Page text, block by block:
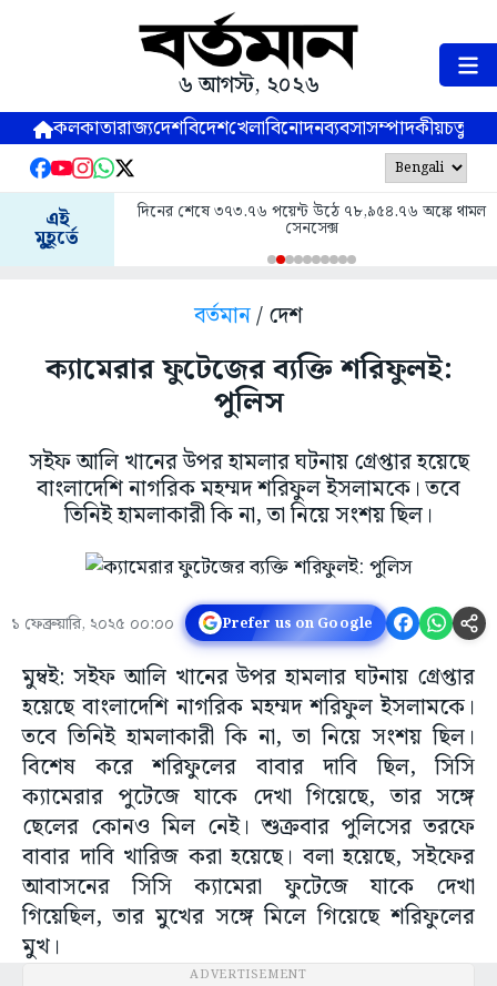
৬ আগস্ট, ২০২৬
কলকাতারাজ্যদেশবিদেশখেলাবিনোদনব্যবসাসম্পাদকীয়
এই
মুহূর্তে
দিনের শেষে ৩৭৩.৭৬ পয়েন্ট উঠে ৭৮,৯৫৪.৭৬ অঙ্কে থামল
সেনসেক্স
বর্তমান/ দেশ
ক্যামেরার ফুটেজের ব্যক্তি শরিফুলই:
পুলিস
সইফ আলি খানের উপর হামলার ঘটনায় গ্রেপ্তার হয়েছে
বাংলাদেশি নাগরিক মহম্মদ শরিফুল ইসলামকে। তবে
তিনিই হামলাকারী কি না, তা নিয়ে সংশয় ছিল।
১ ফেব্রুয়ারি, ২০২৫ ০০:০০ Prefer us on Google
মুম্বই: সইফ আলি খানের উপর হামলার ঘটনায় গ্রেপ্তার
হয়েছে বাংলাদেশি নাগরিক মহম্মদ শরিফুল ইসলামকে।
তবে তিনিই হামলাকারী কি না, তা নিয়ে সংশয় ছিল।
বিশেষ করে শরিফুলের বাবার দাবি ছিল, সিসি
ক্যামেরার পুটেজে যাকে দেখা গিয়েছে, তার সঙ্গে
ছেলের কোনও মিল নেই। শুক্রবার পুলিসের তরফে
বাবার দাবি খারিজ করা হয়েছে। বলা হয়েছে, সইফের
আবাসনের সিসি ক্যামেরা ফুটেজে যাকে দেখা
গিয়েছিল, তার মুখের সঙ্গে মিলে গিয়েছে শরিফুলের
মুখ।
ADVERTISEMENT